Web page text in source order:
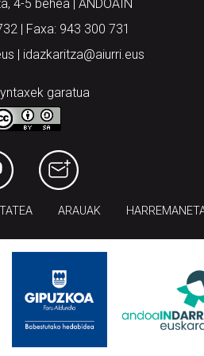
4-5 behea | ANDOAIN
| Faxa: 943 300 731
| idazkaritza@aiurri.eus
garatua
ARAUAK